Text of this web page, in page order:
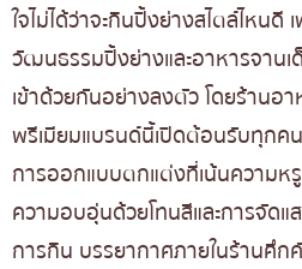
ใจไม่ได้ว่าจะกินปิ้งย่างสไตล์ไหน
วัฒนธรรมปิ้งย่างและอาหารจานเ
เข้าด้วยกันอย่างลงตัว โดยร้านอ
พรีเมียมแบรนด์นี้เปิดต้อนรับทุกค
การออกแบบตกแต่งที่เน้นความห
ความอบอุ่นด้วยโทนสีและการจัดแ
การกิน บรรยากาศภายในร้านคึก